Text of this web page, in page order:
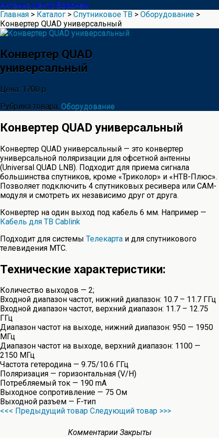
Антенна Центр Воронеж
Главная > Каталог > Спутниковое ТВ > Оборудование >
Конвертер QUAD универсальный
Конвертер QUAD
универсальный
Цена: 1700 р
Рубрика товара: Оборудование
Конвертер QUAD универсальный
Конвертер QUAD универсальный — это конвертер
универсальной поляризации для офсетной антенны
(Universal QUAD LNB). Подходит для приема сигнала
большинства спутников, кроме «Триколор» и «НТВ-Плюс».
Позволяет подключить 4 спутниковых ресивера или CAM-
модуля и смотреть их независимо друг от друга.
Конвертер на один выход под кабель 6 мм. Например —
Кабель для ТВ Cablink
Подходит для системы Телекарта и для спутникового
телевидения МТС.
Технические характеристики:
Количество выходов — 2;
Входной диапазон частот, нижний диапазон: 10.7 – 11.7 ГГц
Входной диапазон частот, верхний диапазон: 11.7 – 12.75
ГГц
Диапазон частот на выходе, нижний диапазон: 950 — 1950
МГц
Диапазон частот на выходе, верхний диапазон: 1100 —
2150 МГц
Частота гетеродина — 9.75/10.6 ГГц
Поляризация — горизонтальная (V/H)
Потребляемый ток — 190 mA
Выходное сопротивление — 75 Ом
Выходной разъем — F-тип
<<< Предыдущий товар Следующий товар >>>
Комментарии Закрыты